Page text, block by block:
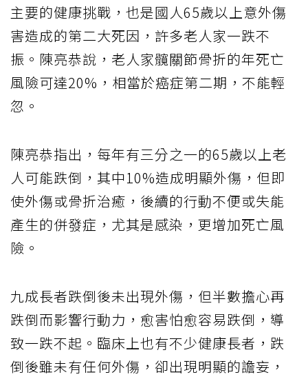
主要的健康挑戰，也是國人65歲以上意外傷
害造成的第二大死因，許多老人家一跌不
振。陳亮恭說，老人家髖關節骨折的年死亡
風險可達20%，相當於癌症第二期，不能輕
忽。
陳亮恭指出，每年有三分之一的65歲以上老
人可能跌倒，其中10%造成明顯外傷，但即
使外傷或骨折治癒，後續的行動不便或失能
產生的併發症，尤其是感染，更增加死亡風
險。
九成長者跌倒後未出現外傷，但半數擔心再
跌倒而影響行動力，愈害怕愈容易跌倒，導
致一跌不起。臨床上也有不少健康長者，跌
倒後雖未有任何外傷，卻出現明顯的譫妄，